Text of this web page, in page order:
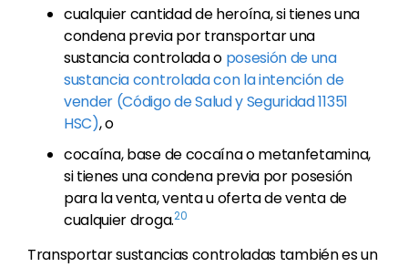
cualquier cantidad de heroína, si tienes una
condena previa por transportar una
sustancia controlada o posesión de una
sustancia controlada con la intención de
vender (Código de Salud y Seguridad 11351
HSC), o
cocaína, base de cocaína o metanfetamina,
si tienes una condena previa por posesión
para la venta, venta u oferta de venta de
cualquier droga.20
Transportar sustancias controladas también es un